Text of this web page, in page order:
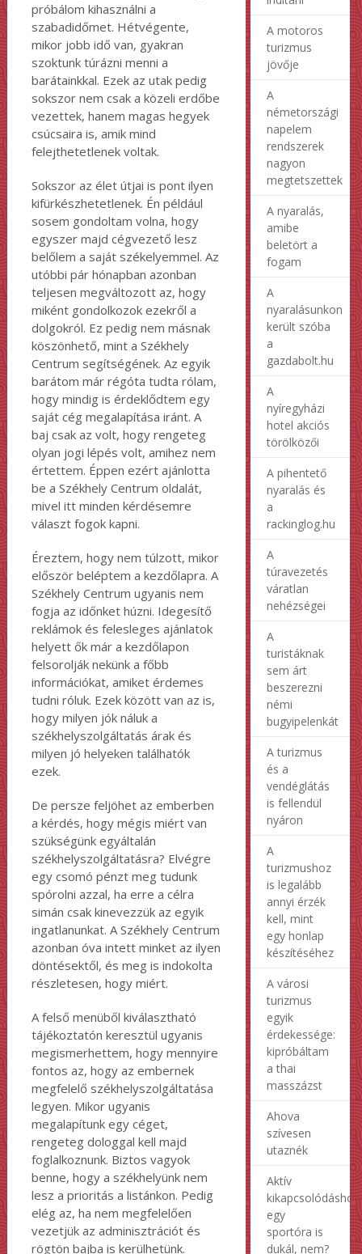
próbálom kihasználni a
szabadidőmet. Hétvégente,
mikor jobb idő van, gyakran
szoktunk túrázni menni a
barátainkkal. Ezek az utak pedig
sokszor nem csak a közeli erdőbe
vezettek, hanem magas hegyek
csúcsaira is, amik mind
felejthetetlenek voltak.
Sokszor az élet útjai is pont ilyen
kifürkészhetetlenek. Én például
sosem gondoltam volna, hogy
egyszer majd cégvezető lesz
belőlem a saját székelyemmel. Az
utóbbi pár hónapban azonban
teljesen megváltozott az, hogy
miként gondolkozok ezekről a
dolgokról. Ez pedig nem másnak
köszönhető, mint a Székhely
Centrum segítségének. Az egyik
barátom már régóta tudta rólam,
hogy mindig is érdeklődtem egy
saját cég megalapítása iránt. A
baj csak az volt, hogy rengeteg
olyan jogi lépés volt, amihez nem
értettem. Éppen ezért ajánlotta
be a Székhely Centrum oldalát,
mivel itt minden kérdésemre
választ fogok kapni.
Éreztem, hogy nem túlzott, mikor
először beléptem a kezdőlapra. A
Székhely Centrum ugyanis nem
fogja az időnket húzni. Idegesítő
reklámok és felesleges ajánlatok
helyett ők már a kezdőlapon
felsorolják nekünk a főbb
információkat, amiket érdemes
tudni róluk. Ezek között van az is,
hogy milyen jók náluk a
székhelyszolgáltatás árak és
milyen jó helyeken találhatók
ezek.
De persze feljöhet az emberben
a kérdés, hogy mégis miért van
szükségünk egyáltalán
székhelyszolgáltatásra? Elvégre
egy csomó pénzt meg tudunk
spórolni azzal, ha erre a célra
simán csak kinevezzük az egyik
ingatlanunkat. A Székhely Centrum
azonban óva intett minket az ilyen
döntésektől, és meg is indokolta
részletesen, hogy miért.
A felső menüből kiválasztható
tájékoztatón keresztül ugyanis
megismerhettem, hogy mennyire
fontos az, hogy az embernek
megfelelő székhelyszolgáltatása
legyen. Mikor ugyanis
megalapítunk egy céget,
rengeteg dologgal kell majd
foglalkoznunk. Biztos vagyok
benne, hogy a székhelyünk nem
lesz a prioritás a listánkon. Pedig
elég az, ha nem megfelelően
vezetjük az adminisztrációt és
rögtön bajba is kerülhetünk.
A motoros
turizmus
jövője
A
németországi
napelem
rendszerek
nagyon
megtetszettek
A nyaralás,
amibe
beletört a
fogam
A
nyaralásunkon
került szóba
a
gazdabolt.hu
A
nyíregyházi
hotel akciós
törölközői
A pihentető
nyaralás és
a
rackinglog.hu
A
túravezetés
váratlan
nehézségei
A
turistáknak
sem árt
beszerezni
némi
bugyipelenkát
A turizmus
és a
vendéglátás
is fellendül
nyáron
A
turizmushoz
is legalább
annyi érzék
kell, mint
egy honlap
készítéséhez
A városi
turizmus
egyik
érdekessége:
kipróbáltam
a thai
masszázst
Ahova
szívesen
utaznék
Aktív
kikapcsolódáshoz
egy
sportóra is
dukál, nem?